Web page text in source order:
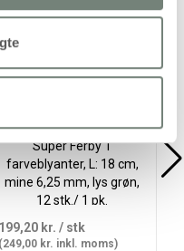
Super Ferby 1
farveblyanter, L: 18 cm,
mine 6,25 mm, lys grøn,
12 stk./ 1 pk.
199,20 kr. / stk
(249,00 kr. inkl. moms)